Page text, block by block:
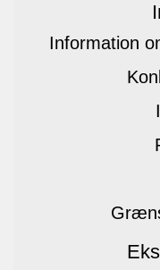
Information